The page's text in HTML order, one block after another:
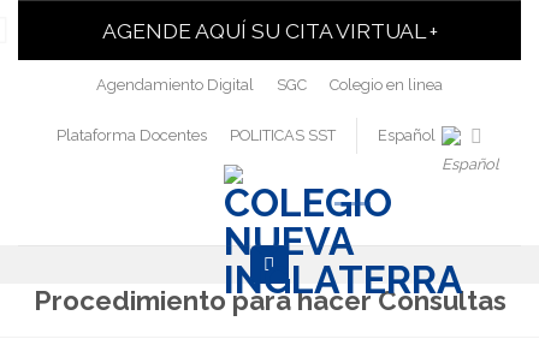
AGENDE AQUÍ SU CITA VIRTUAL +
Agendamiento Digital SGC Colegio en linea
Plataforma Docentes POLITICAS SST Español
Procedimiento para hacer Consultas